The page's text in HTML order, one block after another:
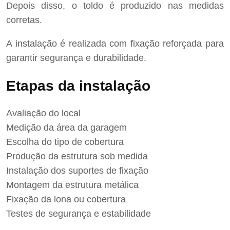
Depois disso, o toldo é produzido nas medidas
corretas.
A instalação é realizada com fixação reforçada para
garantir segurança e durabilidade.
Etapas da instalação
Avaliação do local
Medição da área da garagem
Escolha do tipo de cobertura
Produção da estrutura sob medida
Instalação dos suportes de fixação
Montagem da estrutura metálica
Fixação da lona ou cobertura
Testes de segurança e estabilidade